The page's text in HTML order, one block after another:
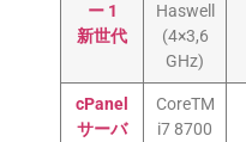
ー 1
新世代
Haswell
(4×3,6
GHz)
cPanel
サーバ
CoreTM
i7 8700